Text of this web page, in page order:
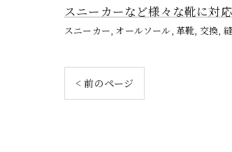
スニーカーなど様々な靴に対応
スニーカー オールソール 革靴 交換
< 前のページ